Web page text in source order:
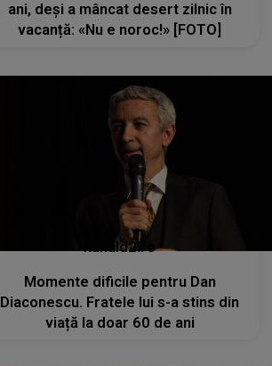
ani, deși a mâncat desert zilnic în
vacanță: «Nu e noroc!» [FOTO]
kanald2.ro
Momente dificile pentru Dan
Diaconescu. Fratele lui s-a stins din
viață la doar 60 de ani